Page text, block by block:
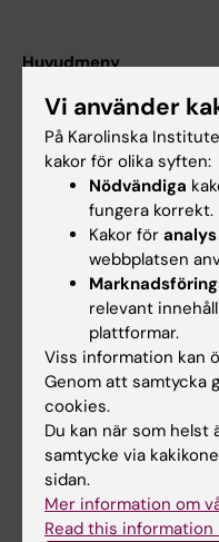
Huvudmeny
Utbildning
Forskarutbildning
Forskning
På gång
Kalender
Student
Ladok
Canvas
Schema
Vi använder
På Karolinska
kakor för olika syften:
Nödvändiga
fungera korrekt.
Kakor för analys
webbplatsen
relevant
plattformar.
Viss information kan
Genom att samtycka
cookies.
Du kan när som helst
samtycke via
sidan.
Mer information om
Read this information